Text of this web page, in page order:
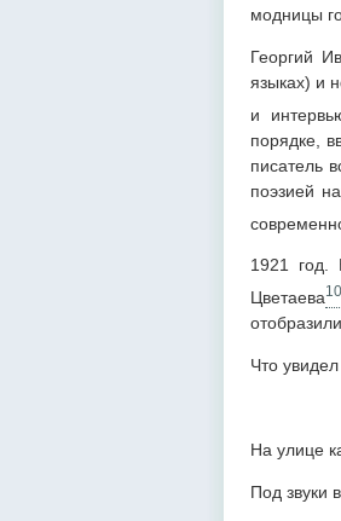
модницы
Георгий
языках) и
и
порядке,
писатель
поэзией
1921 год.
Цветаева10
Что
На улице
Под звуки